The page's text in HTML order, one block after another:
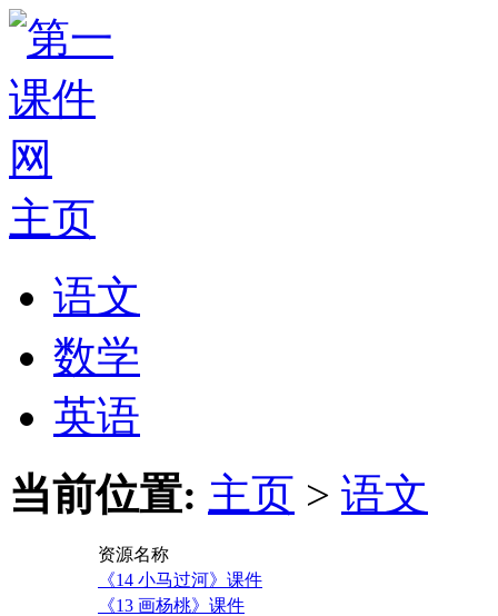
主页
语文
数学
英语
当前位置: 主页 > 语文
资源名称
《14 小马过河》课件
《13 画杨桃》课件